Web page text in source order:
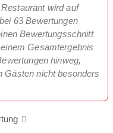
wird auf
63 Bewertungen
Bewertungsschnitt
Gesamtergebnis
hinweg,
Gästen nicht besonders